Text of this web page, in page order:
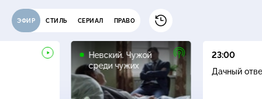
ЭФИР СТИЛЬ СЕРИАЛ ПРАВО
Невский. Чужой
среди чужих
16+
23:00
Дачный